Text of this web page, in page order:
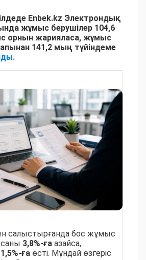
Enbek.kz Электрондық
жұмыс берушілер 104,6
орнын жарияласа, жұмыс
141,2 мың түйіндеме
салыстырғанда бос жұмыс
3,8%-ға азайса,
ға өсті. Мұндай өзгеріс